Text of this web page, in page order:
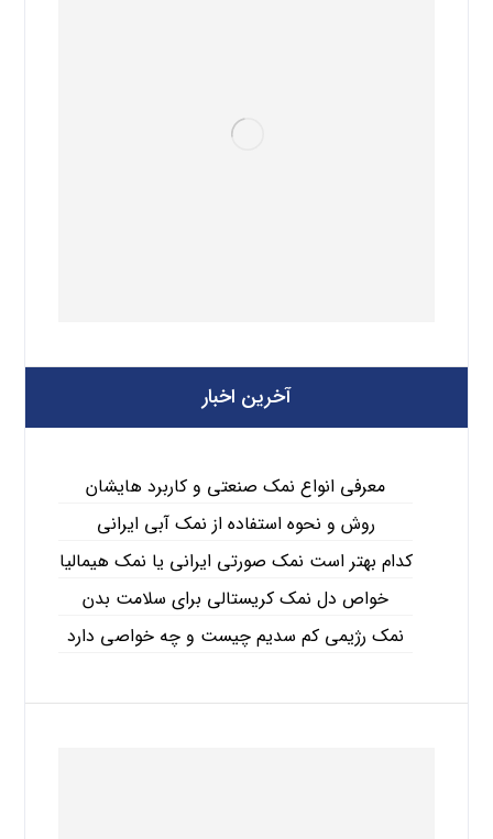
آخرین اخبار
معرفی انواع نمک صنعتی و کاربرد هایشان
روش و نحوه استفاده از نمک آبی ایرانی
کدام بهتر است نمک صورتی ایرانی یا نمک هیمالیا
خواص دل نمک کریستالی برای سلامت بدن
نمک رژیمی کم سدیم چیست و چه خواصی دارد